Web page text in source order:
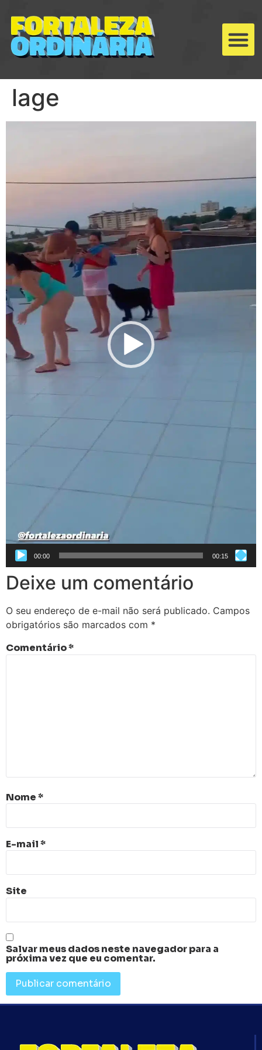
lage
00:00 00:15
Deixe um comentário
O seu endereço de e-mail não será publicado. Campos
obrigatórios são marcados com *
Comentário*
Nome*
E-mail*
Site
Salvar meus dados neste navegador para a
próxima vez que eu comentar.